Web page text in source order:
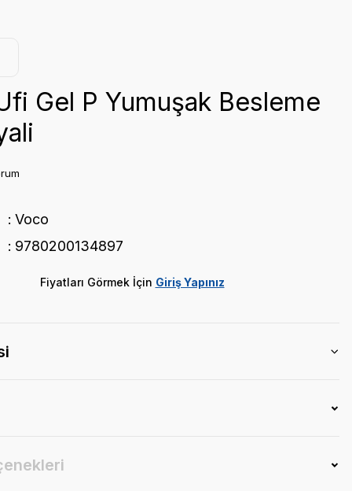
Gel P Yumuşak Besleme
Voco
9780200134897
Fiyatları Görmek İçin Giriş Yapınız